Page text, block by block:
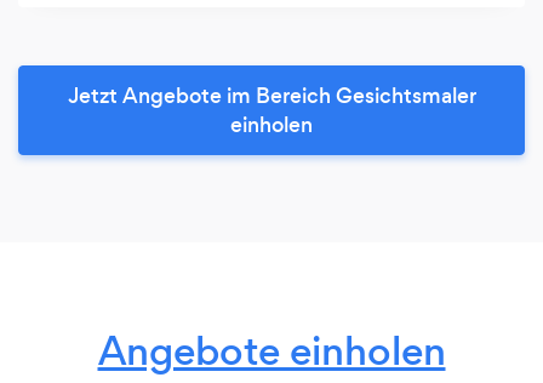
Jetzt Angebote im Bereich Gesichtsmaler
einholen
Angebote einholen